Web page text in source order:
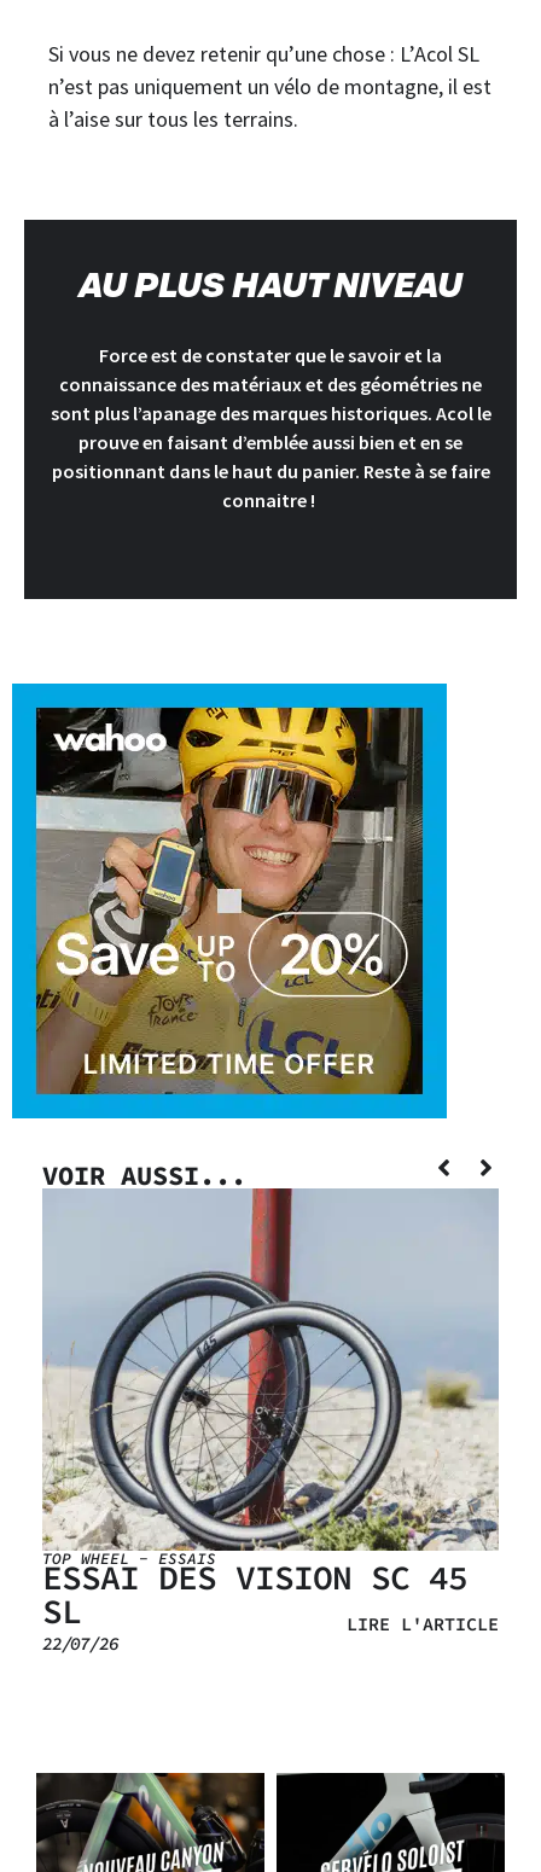
Si vous ne devez retenir qu’une chose : L’Acol SL
n’est pas uniquement un vélo de montagne, il est
à l’aise sur tous les terrains.
AU PLUS HAUT NIVEAU
Force est de constater que le savoir et la
connaissance des matériaux et des géométries ne
sont plus l’apanage des marques historiques. Acol le
prouve en faisant d’emblée aussi bien et en se
positionnant dans le haut du panier. Reste à se faire
connaitre !
VOIR AUSSI...
TOP WHEEL - ESSAIS
ESSAI DES VISION SC 45
SL
22/07/26
LIRE L'ARTICLE